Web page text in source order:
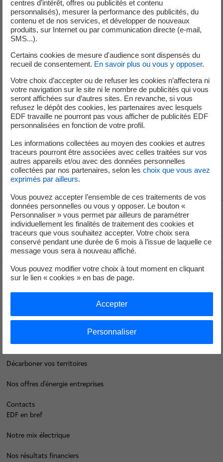
Analystes et Investisseurs
+33 (0) 1 40 42 40 38
Service de Presse
service-de-presse@edf.fr
Voir le fil d'ariane
Haut de page
Groupe
Je déménage
Faire des économies d’énergie
Décarboner vos territoires
Nos offres d’énergie entreprises
Contacts
EDF en bref
Notre mix électrique
Nos résultats financiers
centres d’intérêt, offres ou publicités et contenu
personnalisés), mesurer la performance des publicités, du
contenu et de nos services, et développer de nouveaux
produits, sur Internet ou par communication directe (e-mail,
SMS...).
Certains cookies de mesure d'audience sont dispensés du
recueil de consentement. En savoir plus ou vous y opposer.
Votre choix d’accepter ou de refuser les cookies n’affectera ni
votre navigation sur le site ni le nombre de publicités qui vous
seront affichées sur d’autres sites. En revanche, si vous
refusez le dépôt des cookies, les partenaires avec lesquels
EDF travaille ne pourront pas vous afficher de publicités EDF
personnalisées en fonction de votre profil.
Les informations collectées au moyen des cookies et autres
traceurs pourront être associées avec celles traitées sur vos
autres appareils et/ou avec des données personnelles
collectées par nos partenaires, selon les choix que vous avez
exprimés par ailleurs.
Vous pouvez accepter l’ensemble de ces traitements de vos
données personnelles ou vous y opposer. Le bouton «
Personnaliser » vous permet par ailleurs de paramétrer
individuellement les finalités de traitement des cookies et
traceurs que vous souhaitez accepter. Votre choix sera
conservé pendant une durée de 6 mois à l’issue de laquelle ce
message vous sera à nouveau affiché.
Vous pouvez modifier votre choix à tout moment en cliquant
sur le lien « cookies » en bas de page.
Personnaliser
Accepter